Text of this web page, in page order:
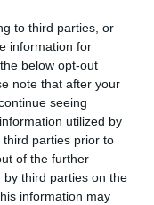
to third parties, or
information for
below opt-out
note that after your
seeing
utilized by
parties prior to
of the further
third parties on the
information may
Χαρές